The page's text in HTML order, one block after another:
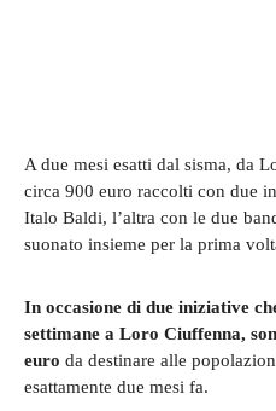
A due mesi esatti dal sisma, da
circa 900 euro raccolti con due
Italo Baldi, l’altra con le due
suonato insieme per la prima
In occasione di due iniziative
settimane a Loro Ciuffenna,
euro da destinare alle
esattamente due mesi fa.